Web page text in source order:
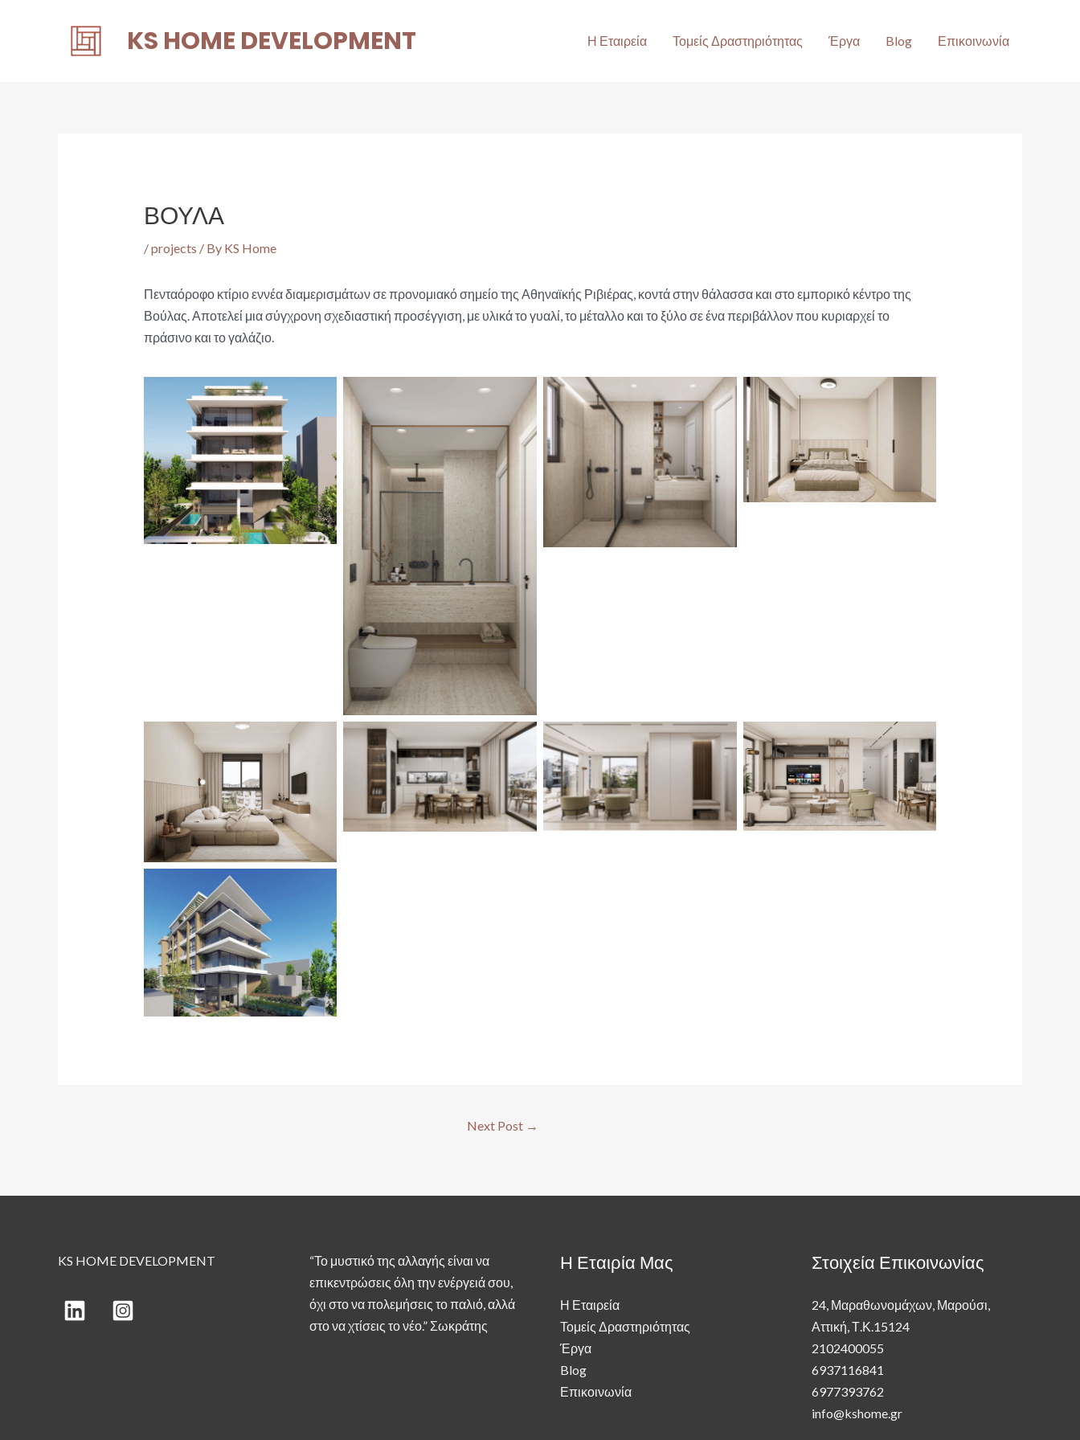
KS HOME DEVELOPMENT Η Εταιρεία Τομείς Δραστηριότητας Έργα Blog Επικοινωνία
ΒΟΥΛΑ
/projects / By KS Home
Πενταόροφο κτίριο εννέα διαμερισμάτων σε προνομιακό σημείο της Αθηναϊκής Ριβιέρας, κοντά στην θάλασσα και στο εμπορικό κέντρο της
Βούλας. Αποτελεί μια σύγχρονη σχεδιαστική προσέγγιση, με υλικά το γυαλί, το μέταλλο και το ξύλο σε ένα περιβάλλον που κυριαρχεί το
πράσινο και το γαλάζιο.
Next Post →
KS HOME DEVELOPMENT
“Το μυστικό της αλλαγής είναι να
επικεντρώσεις όλη την ενέργειά σου,
όχι στο να πολεμήσεις το παλιό, αλλά
στο να χτίσεις το νέο.” Σωκράτης
Η Εταιρία Μας
Η Εταιρεία
Τομείς Δραστηριότητας
Έργα
Blog
Επικοινωνία
Στοιχεία Επικοινωνίας
24, Μαραθωνομάχων, Μαρούσι,
Αττική, Τ.Κ.15124
2102400055
6937116841
6977393762
info@kshome.gr